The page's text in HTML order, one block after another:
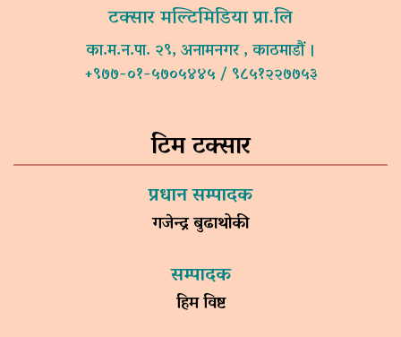
टक्सार मल्टिमिडिया प्रा.लि
का.म.न.पा. २९, अनामनगर , काठमाडौं ।
+९७७-०१-५७०५४४५ / ९८५१२२७७५३
टिम टक्सार
प्रधान सम्पादक
गजेन्द्र बुढाथोकी
सम्पादक
हिम विष्ट